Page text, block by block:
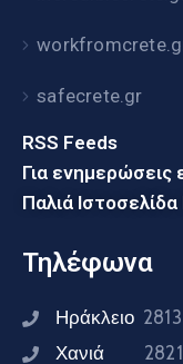
safecrete.gr
RSS Feeds
Για ενημερώσεις
Παλιά
Τηλέφωνα
Ηράκλειο
Χανιά